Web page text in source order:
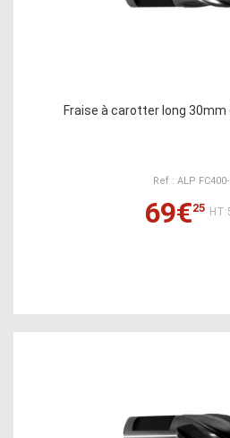
Fraise à carotter long
Ref : ALP
69€25